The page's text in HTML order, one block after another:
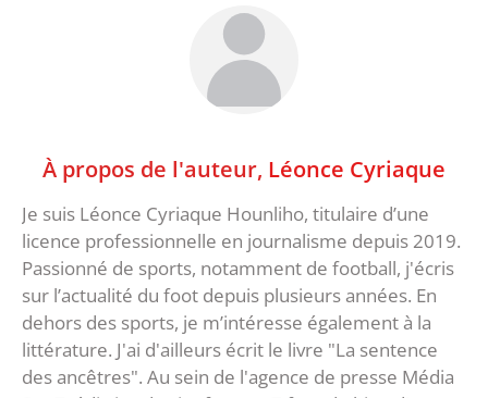
À propos de l'auteur, Léonce Cyriaque
Je suis Léonce Cyriaque Hounliho, titulaire d’une
licence professionnelle en journalisme depuis 2019.
Passionné de sports, notamment de football, j'écris
sur l’actualité du foot depuis plusieurs années. En
dehors des sports, je m’intéresse également à la
littérature. J'ai d'ailleurs écrit le livre "La sentence
des ancêtres". Au sein de l'agence de presse Média